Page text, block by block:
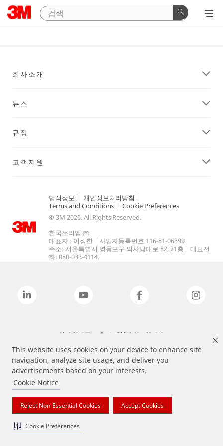
This website uses cookies on your device to enhance site
navigation, analyze site usage, and deliver you
advertisements based on your interests.
Cookie Notice
Reject Non-Essential Cookies Accept Cookies
Cookie Preferences
회사소개
뉴스
규정
고객지원
법적정보 | 개인정보처리방침 |
Terms and Conditions | Cookie Preferences
© 3M 2026. All Rights Reserved.
한국쓰리엠 ㈜
대표자 : 이정한 | 사업자등록번호 116-81-06399
주소: 서울특별시 영등포구 의사당대로 82, 21층 | 대표전
화: 080-033-4114.
상기 열거된 브랜드는 3M의 상표입니다.